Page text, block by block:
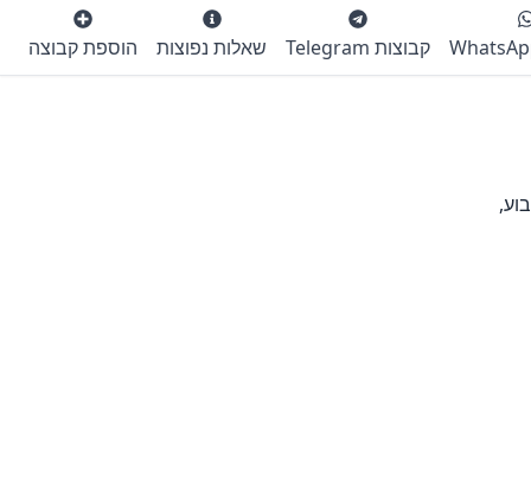
קבוצות Telegram שאלות נפוצות הוספת קבוצה